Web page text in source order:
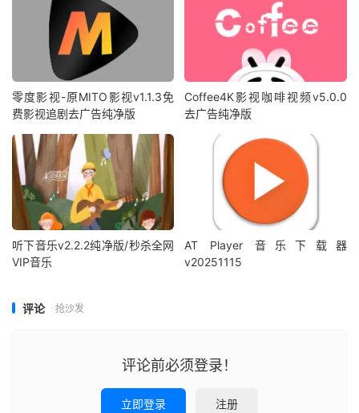
零度影视-原MITO影视v1.1.3免
费影视追剧去广告纯净版
Coffee4K影视咖啡视频v5.0.0
去广告纯净版
听下音乐v2.2.2纯净版/秒杀全网
VIP音乐
AT Player 音乐下载器
v20251115
评论 抢沙发
评论前必须登录！
立即登录 注册